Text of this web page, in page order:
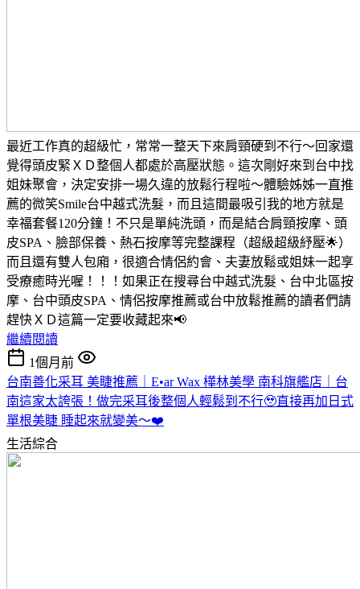
最近工作真的超級忙，常常一整天下來肩頸硬到不行～回家還
覺得頭皮緊ＸＤ整個人都處於高壓狀態。這次剛好來到台中找
姐妹聚會，決定安排一場久違的放鬆行程啦～體驗姊姊一直推
薦的微笑Smile台中越式洗髮，而且這間最吸引我的地方就是
幸福套餐120分鐘！不只是單純洗頭，而是結合肩頸按摩、頭
皮SPA、臉部保養、熱石按摩等完整課程（超級超級紓壓🌟）
而且還有雙人包廂，很適合情侶約會、夫妻放鬆或姐妹一起享
受療癒時光喔！！！如果正在搜尋台中越式洗髮、台中北區按
摩、台中頭皮SPA、情侶按摩推薦或台中放鬆推薦的讀者們請
趕快ＸＤ這篇一定要收藏起來📢
繼續閱讀
1個月前
台南善化采耳 美睫推薦｜E•ar Wax 樺林美學 南科旗艦店｜台
南這家太誇張！做完采耳後整個人輕鬆到不行🥹直接再加日式
單根美睫 睡起來就變美～❤️
生活綜合